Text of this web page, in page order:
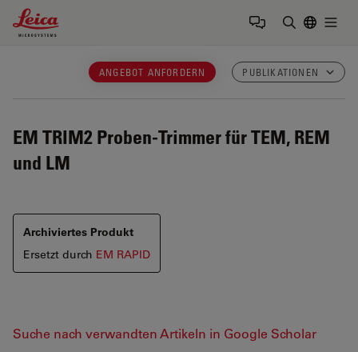
Leica Microsystems Logo
ANGEBOT ANFORDERN PUBLIKATIONEN
EM TRIM2 Proben-Trimmer für TEM, REM
und LM
Archiviertes Produkt
Ersetzt durch EM RAPID
Suche nach verwandten Artikeln in Google Scholar